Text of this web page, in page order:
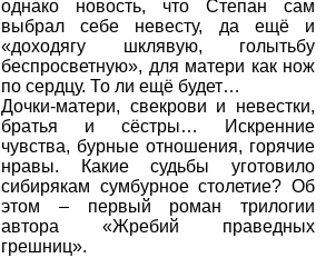
однако новость, что Степан сам
выбрал себе невесту, да ещё и
«доходягу шклявую, голытьбу
беспросветную», для матери как нож
по сердцу. То ли ещё будет…
Дочки-матери, свекрови и невестки,
братья и сёстры… Искренние
чувства, бурные отношения, горячие
нравы. Какие судьбы уготовило
сибирякам сумбурное столетие? Об
этом – первый роман трилогии
автора «Жребий праведных
грешниц».